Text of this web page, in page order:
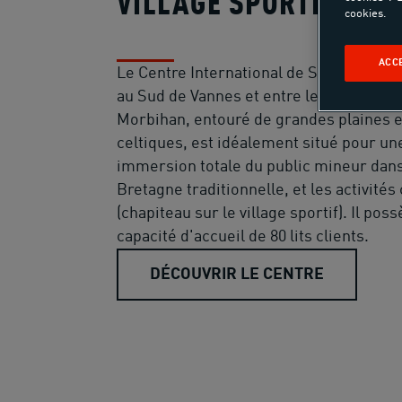
Le Centre International de Séjour UCPA
au Sud de Vannes et entre les bras du
Morbihan, entouré de grandes plaines
celtiques, est idéalement situé pour
immersion totale du public mineur
Bretagne traditionnelle, et les activités
(chapiteau sur le village sportif). Il
capacité d'accueil de 80 lits clients.
DÉCOUVRIR LE CENTRE
cookies.